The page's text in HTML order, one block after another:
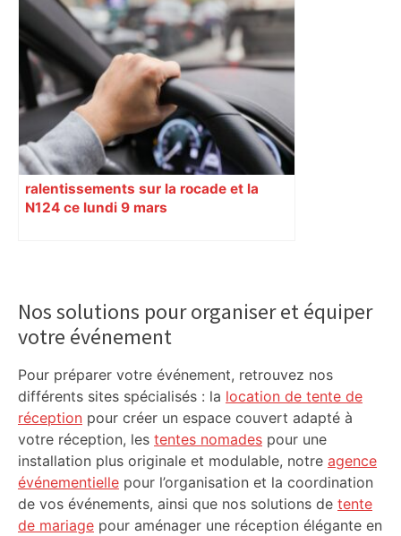
ralentissements sur la rocade et la
N124 ce lundi 9 mars
Sidebar
Nos solutions pour organiser et équiper
votre événement
Pour préparer votre événement, retrouvez nos
différents sites spécialisés : la location de tente de
réception pour créer un espace couvert adapté à
votre réception, les tentes nomades pour une
installation plus originale et modulable, notre agence
événementielle pour l’organisation et la coordination
de vos événements, ainsi que nos solutions de tente
de mariage pour aménager une réception élégante en